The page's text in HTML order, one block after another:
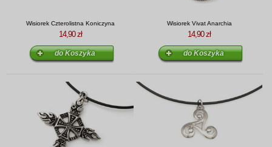
Wisiorek Czterolistna Koniczyna
14,90 zł
Wisiorek Vivat Anarchia
14,90 zł